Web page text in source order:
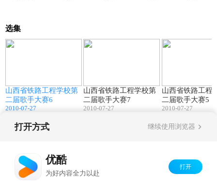
选集
山西省铁路工程学校第
二届歌手大赛6
2010-07-27
山西省铁路工程学校第
二届歌手大赛7
2010-07-27
山西省铁路工程
二届歌手大赛5
2010-07-27
打开方式 继续使用浏览器
优酷
为好内容全力以赴
打开